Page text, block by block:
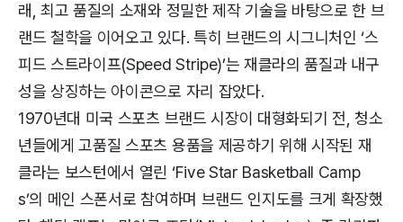
래, 최고 품질의 소재와 정밀한 제작 기술을 바탕으로 한 브
랜드 철학을 이어오고 있다. 특히 브랜드의 시그니처인 ‘스
피드 스트라이프(Speed Stripe)’는 재클라의 품질과 내구
성을 상징하는 아이콘으로 자리 잡았다.
1970년대 미국 스포츠 브랜드 시장이 대형화되기 전, 청소
년들에게 고품질 스포츠 용품을 제공하기 위해 시작된 재
클라는 보스턴에서 열린 ‘Five Star Basketball Camp
s’의 메인 스폰서로 참여하며 브랜드 인지도를 크게 확장했